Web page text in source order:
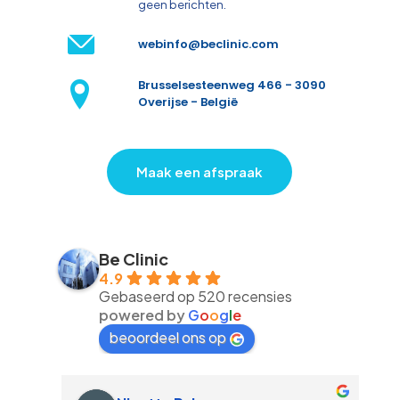
geen berichten.
webinfo@beclinic.com
Brusselsesteenweg 466 - 3090
Overijse - België
Maak een afspraak
Be Clinic
4.9
Gebaseerd op 520 recensies
powered byGoogle
beoordeel ons op